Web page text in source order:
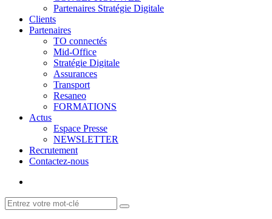
Partenaires Stratégie Digitale
Clients
Partenaires
TO connectés
Mid-Office
Stratégie Digitale
Assurances
Transport
Resaneo
FORMATIONS
Actus
Espace Presse
NEWSLETTER
Recrutement
Contactez-nous